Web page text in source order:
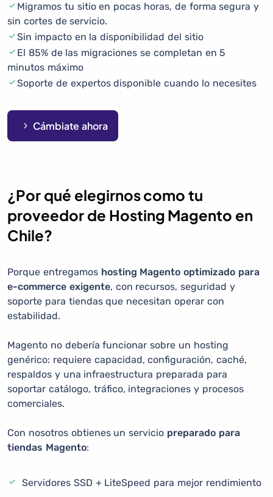
Migramos tu sitio en pocas horas, de forma segura y
sin cortes de servicio.
Sin impacto en la disponibilidad del sitio
El 85% de las migraciones se completan en 5
minutos máximo
Soporte de expertos disponible cuando lo necesites
Cámbiate ahora
¿Por qué elegirnos como tu
proveedor de Hosting Magento en
Chile?
Porque entregamos hosting Magento optimizado para
e-commerce exigente, con recursos, seguridad y
soporte para tiendas que necesitan operar con
estabilidad.
Magento no debería funcionar sobre un hosting
genérico: requiere capacidad, configuración, caché,
respaldos y una infraestructura preparada para
soportar catálogo, tráfico, integraciones y procesos
comerciales.
Con nosotros obtienes un servicio preparado para
tiendas Magento:
Servidores SSD + LiteSpeed para mejor rendimiento